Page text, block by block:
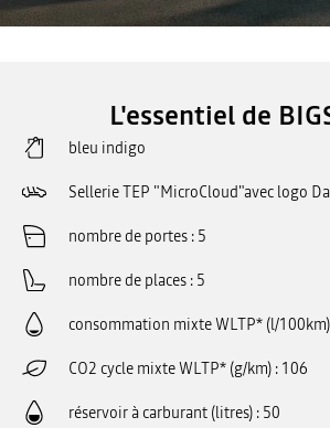
L'essentiel de
bleu indigo
Sellerie TEP "MicroCloud"avec logo
nombre de portes 5
nombre de places 5
consommation mixte WLTP* (l/100km)
CO2 cycle mixte WLTP* (g/km) 106
réservoir à carburant (litres) 50